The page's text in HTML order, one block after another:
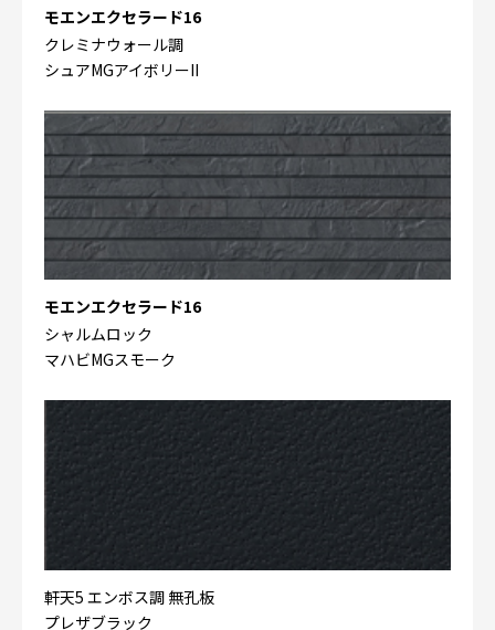
モエンエクセラード16
クレミナウォール調
シュアMGアイボリーII
モエンエクセラード16
シャルムロック
マハビMGスモーク
軒天5 エンボス調 無孔板
プレザブラック